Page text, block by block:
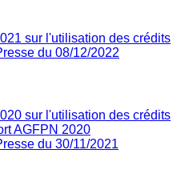
sur l'utilisation des crédits
du 08/12/2022
sur l'utilisation des crédits
AGFPN 2020
du 30/11/2021